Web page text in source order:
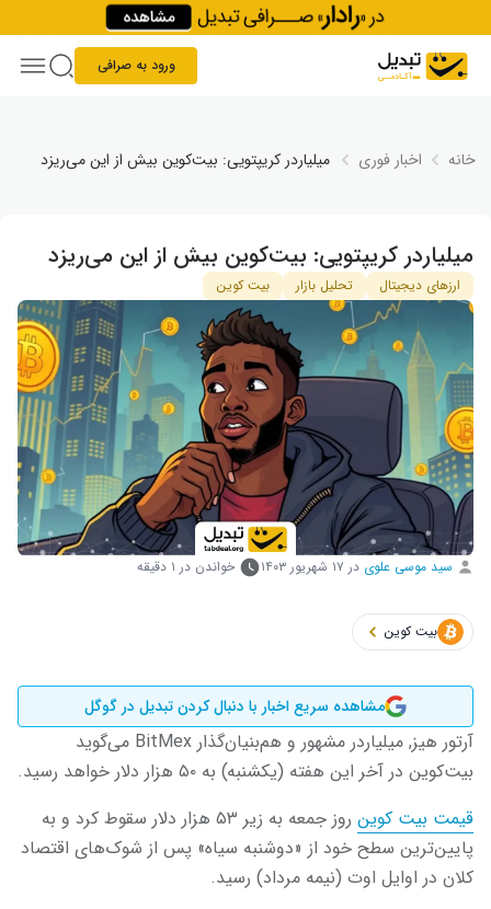
Skip to content
ورود به صرافی
خانه اخبار فوری میلیاردر کریپتویی: بیت‌کوین بیش از این می‌ریزد
میلیاردر کریپتویی: بیت‌کوین بیش از این می‌ریزد
ارزهای دیجیتال تحلیل بازار بیت کوین
سید موسی علوی در ۱۷ شهریور ۱۴۰۳ خواندن در ۱ دقیقه
بیت کوین
مشاهده سریع اخبار با دنبال کردن تبدیل در گوگل
آرتور هیز, میلیاردر مشهور و هم‌بنیان‌گذار BitMex می‌گوید
بیت‌کوین در آخر این هفته (یکشنبه) به ۵۰ هزار دلار خواهد رسید.
قیمت بیت ‌کوین
روز جمعه به زیر ۵۳ هزار دلار سقوط کرد و به
پایین‌ترین سطح خود از «دوشنبه سیاه» پس از شوک‌های اقتصاد
کلان در اوایل اوت (نیمه مرداد) رسید.